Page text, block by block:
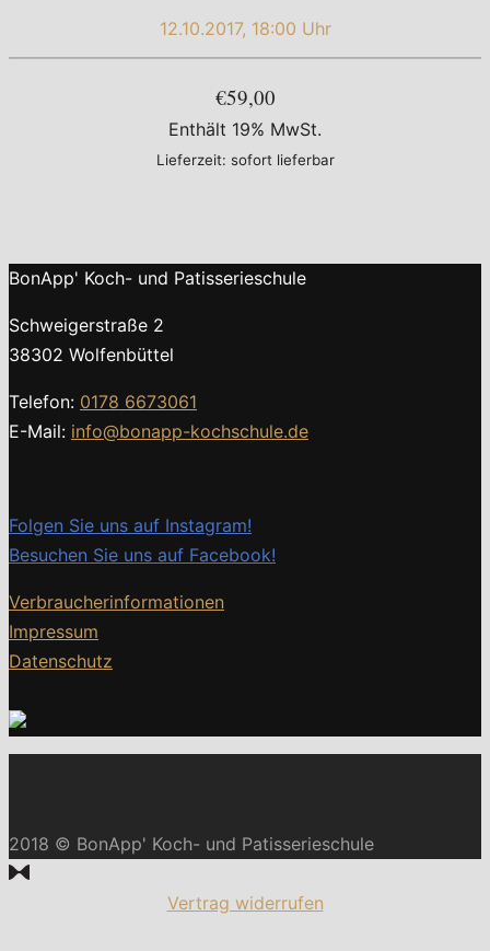
12.10.2017, 18:00 Uhr
€59,00
Enthält 19% MwSt.
Lieferzeit: sofort lieferbar
BonApp' Koch- und Patisserieschule
Schweigerstraße 2
38302 Wolfenbüttel
Telefon: 0178 6673061
E-Mail: info@bonapp-kochschule.de
Folgen Sie uns auf Instagram!
Besuchen Sie uns auf Facebook!
Verbraucherinformationen
Impressum
Datenschutz
2018 © BonApp' Koch- und Patisserieschule
Vertrag widerrufen